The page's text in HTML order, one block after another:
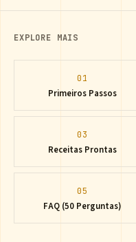
EXPLORE MAIS
01
Primeiros Passos
03
Receitas Prontas
05
FAQ (50 Perguntas)